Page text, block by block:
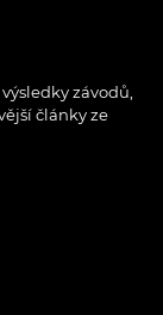
závodů,
články ze